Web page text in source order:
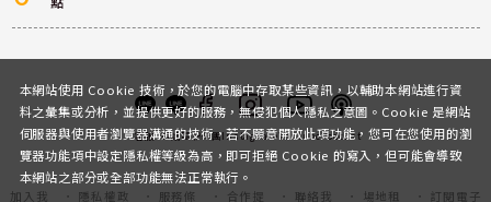
客服 討論區粉絲團InstagramYoutubePodcast
加入我 隱私權政 服務條 合作提 聯絡我 場地租 訂閱電子
本網站使用 Cookie 技術，於您的電腦中存取某些資訊，以輔助本網站進行資
料之彙集或分析，並提供更好的服務，無侵犯個人隱私之意圖。Cookie 是網站
伺服器與使用者瀏覽器溝通的技術，若不願意開放此項功能，您可在您使用的瀏
覽器功能項中設定隱私權等級為高，即可拒絕 Cookie 的寫入，但可能會導致
本網站之部分或全部功能無法正常執行。